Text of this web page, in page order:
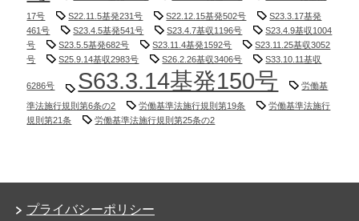
17号 S22.11.5基発231号 S22.12.15基発502号
S23.3.17基発
461号
S23.4.5基発541号 S23.4.7基収1196号
S23.4.9基収1004
号
S23.5.5基発682号 S23.11.4基発1592号
S23.11.25基収3052
号
S25.9.14基収2983号 S26.2.26基収3406号 S33.10.11基収
6286号 S63.3.14基発150号 労働基
準法施行規則第6条の2 労働基準法施行規則第19条
労働基準法施行
規則第21条
労働基準法施行規則第25条の2
プライバシーポリシー